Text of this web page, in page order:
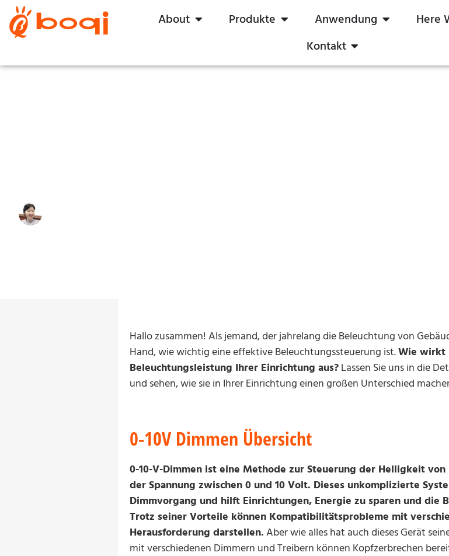
About Produkte Anwendung
Here
Kontakt
Hallo zusammen! Als jemand, der jahrelang die Beleuchtung von
Hand, wie wichtig eine effektive Beleuchtungssteuerung ist.Wie wirkt
Beleuchtungsleistung Ihrer Einrichtung aus?Lassen Sie uns in die
und sehen, wie sie in Ihrer Einrichtung einen großen Unterschied
0-10V Dimmen Übersicht
0-10-V-Dimmen ist eine Methode zur Steuerung der Helligkeit von
der Spannung zwischen 0 und 10 Volt. Dieses unkomplizierte
Dimmvorgang und hilft Einrichtungen, Energie zu sparen und die
Trotz seiner Vorteile können Kompatibilitätsprobleme mit
Herausforderung darstellen. Aber wie alles hat auch dieses Gerät
mit verschiedenen Dimmern und Treibern können Kopfzerbrechen